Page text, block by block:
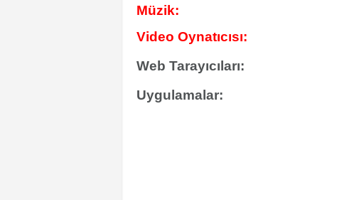
Müzik:
Video Oynatıcısı:
Web Tarayıcıları:
Uygulamalar: